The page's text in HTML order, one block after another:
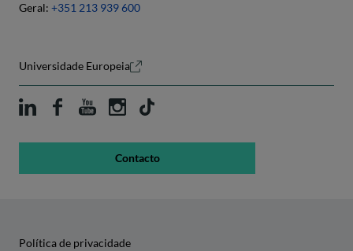
Geral: +351 213 939 600
Universidade Europeia
Contacto
Política de privacidade